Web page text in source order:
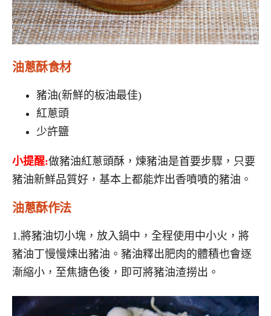
油蔥酥食材
豬油(新鮮的板油最佳)
紅蔥頭
少許鹽
小提醒:做豬油紅蔥頭酥，煉豬油是首要步驟，只要
豬油新鮮品質好，基本上都能炸出香噴噴的豬油。
油蔥酥作法
1.將豬油切小塊，放入鍋中，全程使用中小火，將
豬油丁慢慢煉出豬油。豬油釋出肥肉的體積也會逐
漸縮小，至焦搪色後，即可將豬油渣撈出。